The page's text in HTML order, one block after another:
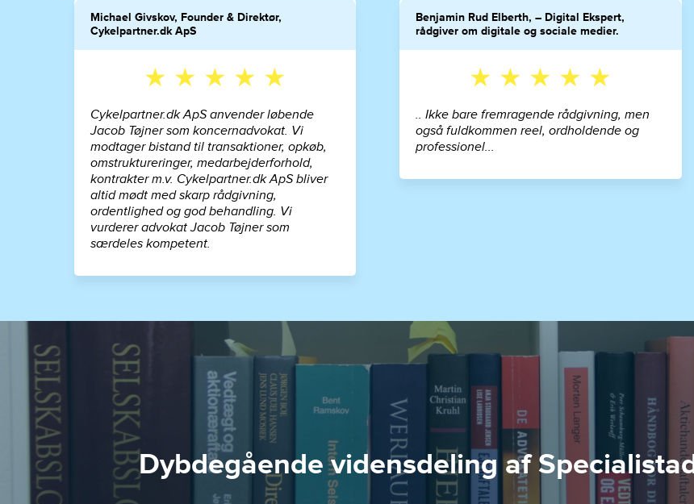
Michael Givskov, Founder & Direktør,
Cykelpartner.dk ApS
★ ★ ★ ★ ★
Cykelpartner.dk ApS anvender løbende
Jacob Tøjner som koncernadvokat. Vi
modtager bistand til transaktioner, opkøb,
omstruktureringer, medarbejderforhold,
kontrakter m.v. Cykelpartner.dk ApS bliver
altid mødt med skarp rådgivning,
ordentlighed og god behandling. Vi
vurderer advokat Jacob Tøjner som
særdeles kompetent.
Benjamin Rud Elberth, – Digital Ekspert,
rådgiver om digitale og sociale medier.
★ ★ ★ ★ ★
.. Ikke bare fremragende rådgivning, men
også fuldkommen reel, ordholdende og
professionel...
Dybdegående vidensdeling af